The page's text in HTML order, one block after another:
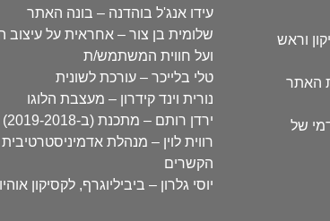
וראש
האתר
של
עידו אנג'ל בוהדנה – בונה האתר
שלומית בן צור – אחראית על עיצוב
ועל חווית המשתמש/ת
טלי בלייכר – עורכת לשונית
נורית וינד קידרון – מעצבת הלוגו
ירדן רותם – מתכנת (ב-2019-2018)
רווית לוין – מנהלת
הקשרים
יוסי גלרון – ביביליוגרף, לקסיקון אוהיו